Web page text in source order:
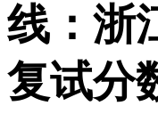
线：浙
复试分